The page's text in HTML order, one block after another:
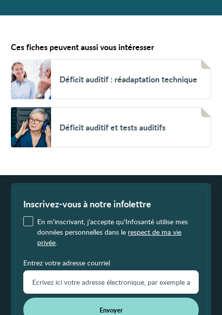
Ces fiches peuvent aussi vous intéresser
Voir
Déficit
auditif
réadaptation
Déficit auditif : réadaptation technique
Voir
Déficit
auditif
et
tests
Déficit auditif et tests auditifs
Inscrivez-vous à notre infolettre
En m'inscrivant, j'accepte qu'Infosanté utilise mes
données personnelles dans le respect de ma vie
privée
Entrez votre adresse courriel
Envoyer